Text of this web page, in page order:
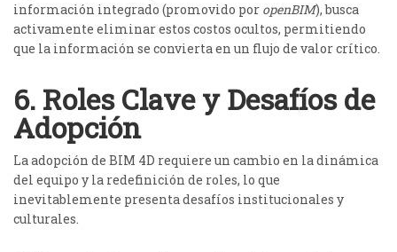
información integrado (promovido por openBIM), busca
activamente eliminar estos costos ocultos, permitiendo
que la información se convierta en un flujo de valor crítico.
6. Roles Clave y Desafíos de
Adopción
La adopción de BIM 4D requiere un cambio en la dinámica
del equipo y la redefinición de roles, lo que
inevitablemente presenta desafíos institucionales y
culturales.